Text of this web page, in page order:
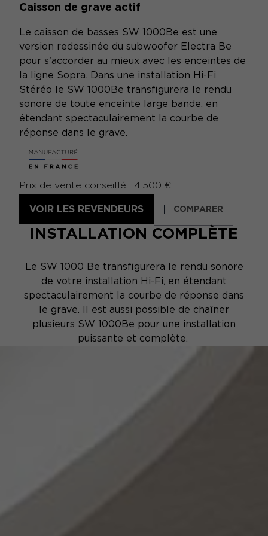
Caisson de grave actif
Le caisson de basses SW 1000Be est une
version redessinée du subwoofer Electra Be
pour s'accorder au mieux avec les enceintes de
la ligne Sopra. Dans une installation Hi-Fi
Stéréo le SW 1000Be transfigurera le rendu
sonore de toute enceinte large bande, en
étendant spectaculairement la courbe de
réponse dans le grave.
Prix de vente conseillé : 4.500 €
VOIR LES REVENDEURS COMPARER
INSTALLATION COMPLÈTE
Le SW 1000 Be transfigurera le rendu sonore
de votre installation Hi-Fi, en étendant
spectaculairement la courbe de réponse dans
le grave. Il est aussi possible de chaîner
plusieurs SW 1000Be pour une installation
puissante et complète.